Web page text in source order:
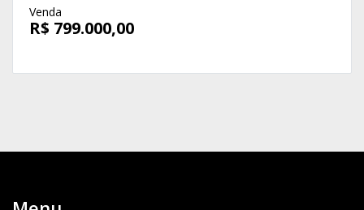
Venda
R$ 799.000,00